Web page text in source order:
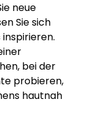
neue
Sie sich
bei der
probieren,
hautnah